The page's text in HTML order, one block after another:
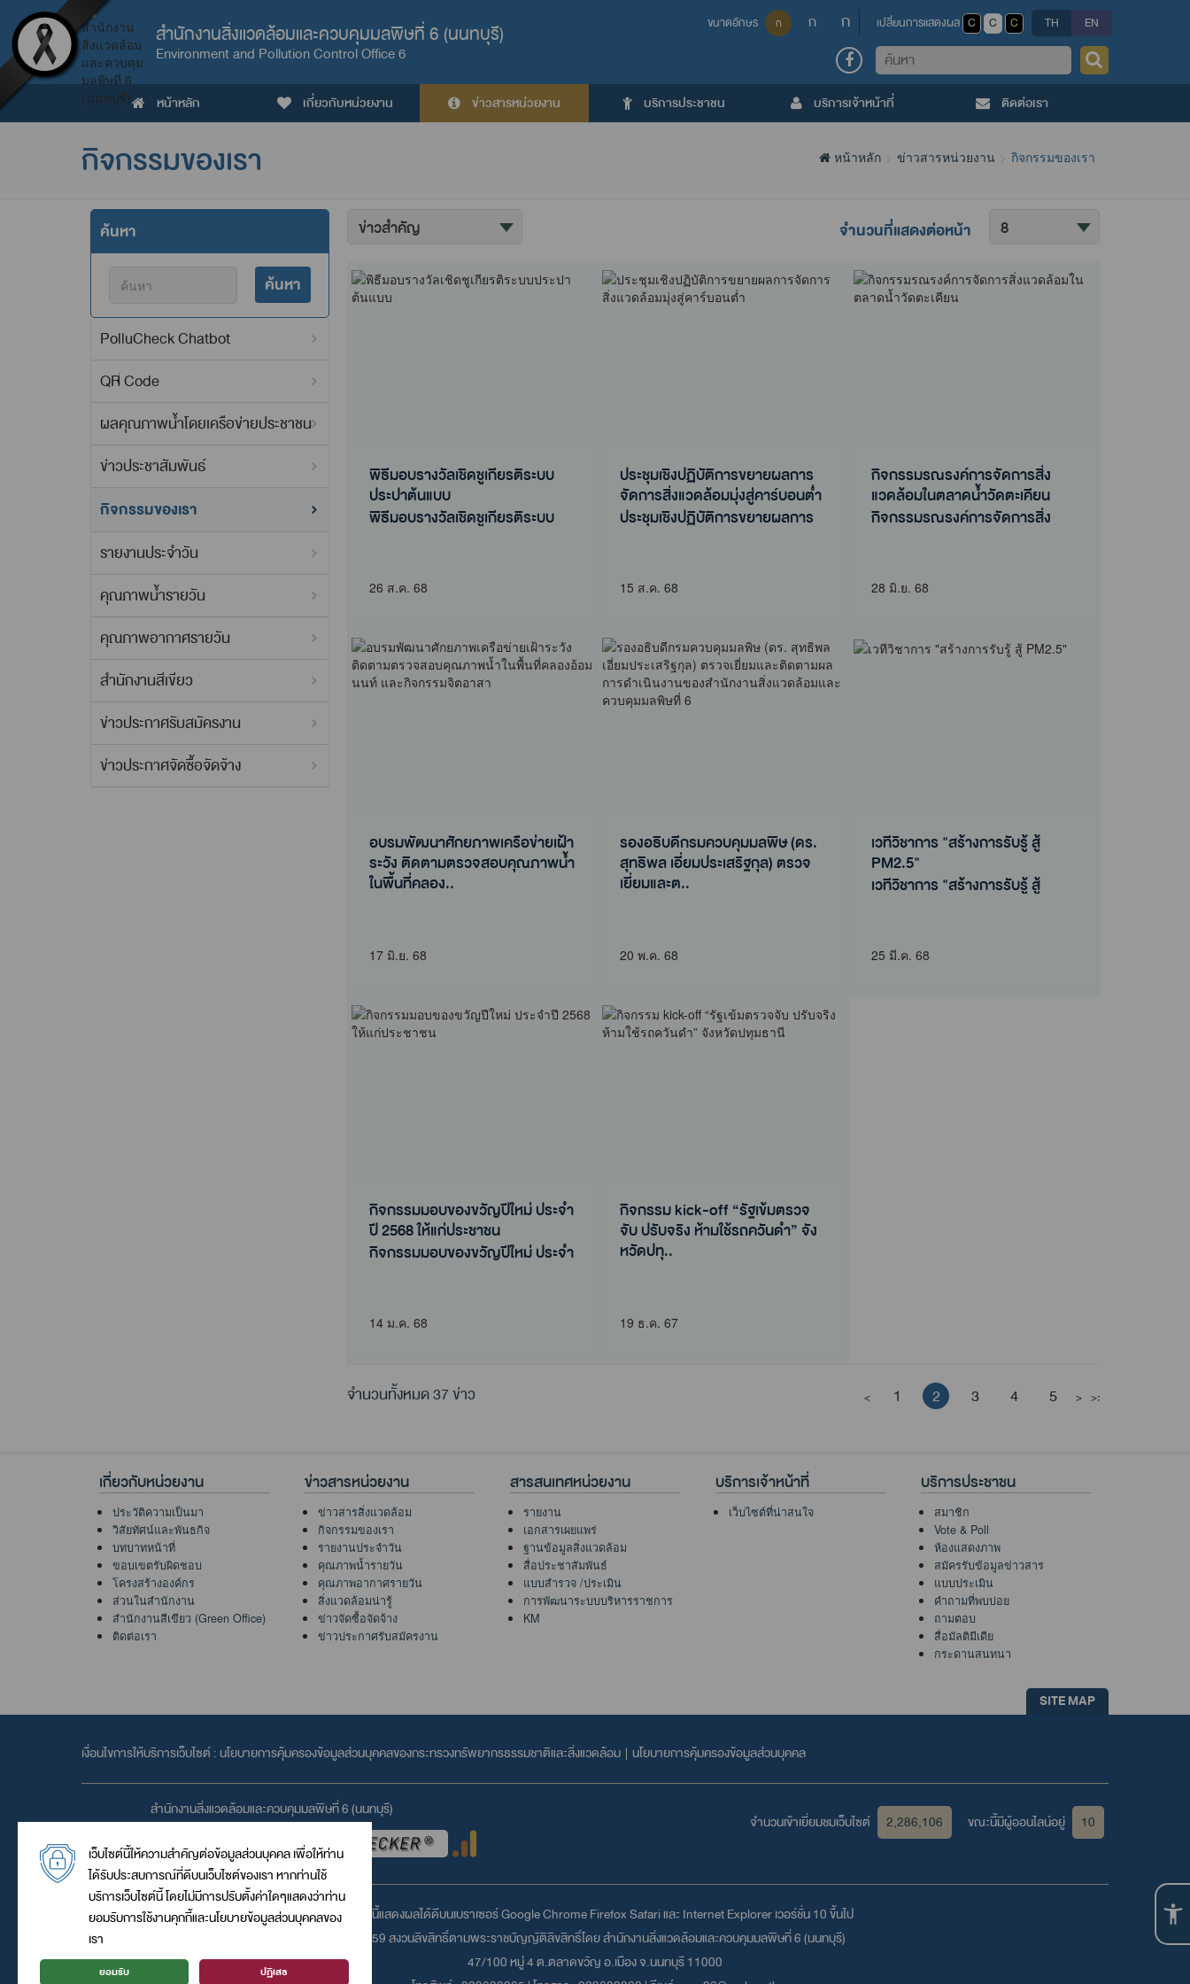
สำนักงานสิ่งแวดล้อมและควบคุมมลพิษที่ 6 (นนทบุรี)
Environment and Pollution Control Office 6
ขนาดอักษร ก ก ก เปลี่ยนการแสดงผล C C C TH EN
ค้นหา
หน้าหลัก เกี่ยวกับหน่วยงาน ข่าวสารหน่วยงาน บริการประชาชน บริการเจ้าหน้าที่ ติดต่อเรา
กิจกรรมของเรา หน้าหลัก ข่าวสารหน่วยงาน กิจกรรมของเรา
ค้นหา
ค้นหา
PolluCheck Chatbot
QR Code
ผลคุณภาพน้ำโดยเครือข่ายประชาชน
ข่าวประชาสัมพันธ์
กิจกรรมของเรา
รายงานประจำวัน
คุณภาพน้ำรายวัน
คุณภาพอากาศรายวัน
สำนักงานสีเขียว
ข่าวประกาศรับสมัครงาน
ข่าวประกาศจัดซื้อจัดจ้าง
จัด
เรียง
จำนวนที่แสดงต่อหน้า
พิธีมอบรางวัลเชิดชูเกียรติระบบ
ประปาต้นแบบ
พิธีมอบรางวัลเชิดชูเกียรติระบบ
26 ส.ค. 68
ประชุมเชิงปฏิบัติการขยายผลการ
จัดการสิ่งแวดล้อมมุ่งสู่คาร์บอนต่ำ
ประชุมเชิงปฏิบัติการขยายผลการ
15 ส.ค. 68
กิจกรรมรณรงค์การจัดการสิ่ง
แวดล้อมในตลาดน้ำวัดตะเคียน
กิจกรรมรณรงค์การจัดการสิ่ง
28 มิ.ย. 68
อบรมพัฒนาศักยภาพเครือข่ายเฝ้า
ระวัง ติดตามตรวจสอบคุณภาพน้ำ
ในพื้นที่คลอง..
ในพื้นที่คลอง..
17 มิ.ย. 68
รองอธิบดีกรมควบคุมมลพิษ (ดร.
สุทธิพล เอี่ยมประเสริฐกุล) ตรวจ
เยี่ยมและต..
เยี่ยมและต..
20 พ.ค. 68
เวทีวิชาการ "สร้างการรับรู้ สู้
PM2.5"
เวทีวิชาการ "สร้างการรับรู้ สู้
25 มี.ค. 68
กิจกรรมมอบของขวัญปีใหม่ ประจำ
ปี 2568 ให้แก่ประชาชน
กิจกรรมมอบของขวัญปีใหม่ ประจำ
14 ม.ค. 68
กิจกรรม kick-off “รัฐเข้มตรวจ
จับ ปรับจริง ห้ามใช้รถควันดำ” จัง
หวัดปทุ..
หวัดปท..
19 ธ.ค. 67
จำนวนทั้งหมด 37 ข่าว < 1 2 3 4 5 > >>
เกี่ยวกับหน่วยงาน
ประวัติความเป็นมา
วิสัยทัศน์และพันธกิจ
บทบาทหน้าที่
ขอบเขตรับผิดชอบ
โครงสร้างองค์กร
ส่วนในสำนักงาน
สำนักงานสีเขียว (Green Office)
ติดต่อเรา
ข่าวสารหน่วยงาน
ข่าวสารสิ่งแวดล้อม
กิจกรรมของเรา
รายงานประจำวัน
คุณภาพน้ำรายวัน
คุณภาพอากาศรายวัน
สิ่งแวดล้อมน่ารู้
ข่าวจัดซื้อจัดจ้าง
ข่าวประกาศรับสมัครงาน
สารสนเทศหน่วยงาน
รายงาน
เอกสารเผยแพร่
ฐานข้อมูลสิ่งแวดล้อม
สื่อประชาสัมพันธ์
แบบสำรวจ /ประเมิน
การพัฒนาระบบบริหารราชการ
KM
บริการเจ้าหน้าที่
เว็บไซต์ที่น่าสนใจ
บริการประชาชน
สมาชิก
Vote & Poll
ห้องแสดงภาพ
สมัครรับข้อมูลข่าวสาร
แบบประเมิน
คำถามที่พบบ่อย
ถามตอบ
สื่อมัลติมีเดีย
กระดานสนทนา
SITE MAP
เงื่อนไขการให้บริการเว็บไซต์ : นโยบายการคุ้มครองข้อมูลส่วนบุคคลของกระทรวงทรัพยากรธรรมชาติและสิ่งแวดล้อม | นโยบายการคุ้มครองข้อมูลส่วนบุคคล
สำนักงานสิ่งแวดล้อมและควบคุมมลพิษที่ 6 (นนทบุรี)
จำนวนเข้าเยี่ยมชมเว็บไซต์ 2,286,106 ขณะนี้มีผู้ออนไลน์อยู่ 10
เว็บไซต์นี้แสดงผลได้ดีบนเบราเซอร์Google ChromeFirefoxSafariและ Internet Explorerเวอร์ชั่น 10 ขึ้นไป
© 2559 สงวนลิขสิทธิ์ตามพระราชบัญญัติลิขสิทธิ์โดย สำนักงานสิ่งแวดล้อมและควบคุมมลพิษที่ 6 (นนทบุรี)
47/100 หมู่ 4 ต.ตลาดขวัญ อ.เมือง จ.นนทบุรี 11000
เว็บไซต์นี้ให้ความสำคัญต่อข้อมูลส่วนบุคคล เพื่อให้ท่าน
ได้รับประสบการณ์ที่ดีบนเว็บไซต์ของเรา หากท่านใช้
บริการเว็บไซต์นี้ โดยไม่มีการปรับตั้งค่าใดๆแสดงว่าท่าน
ยอมรับการใช้งานคุกกี้และนโยบายข้อมูลส่วนบุคคลของ
เรา
ยอมรับ ปฏิเสธ